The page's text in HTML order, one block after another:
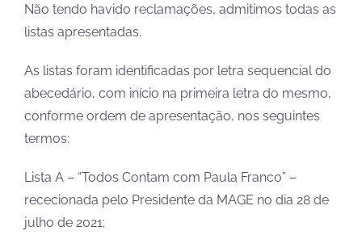
Não tendo havido reclamações, admitimos todas as
listas apresentadas.
As listas foram identificadas por letra sequencial do
abecedário, com início na primeira letra do mesmo,
conforme ordem de apresentação, nos seguintes
termos:
Lista A – “Todos Contam com Paula Franco” –
rececionada pelo Presidente da MAGE no dia 28 de
julho de 2021;